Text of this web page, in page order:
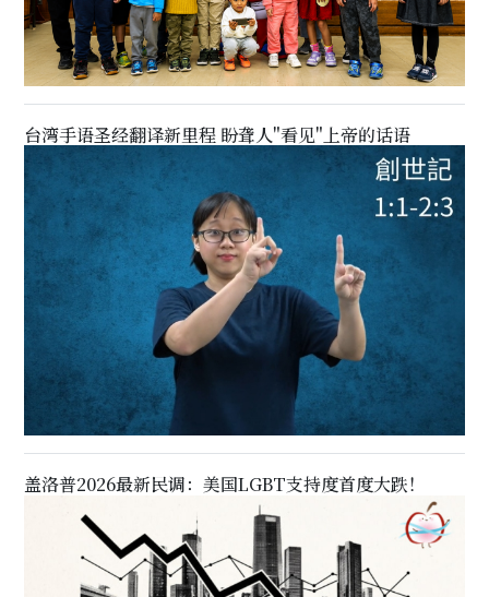
台湾手语圣经翻译新里程 盼聋人"看见"上帝的话语
盖洛普2026最新民调：美国LGBT支持度首度大跌！